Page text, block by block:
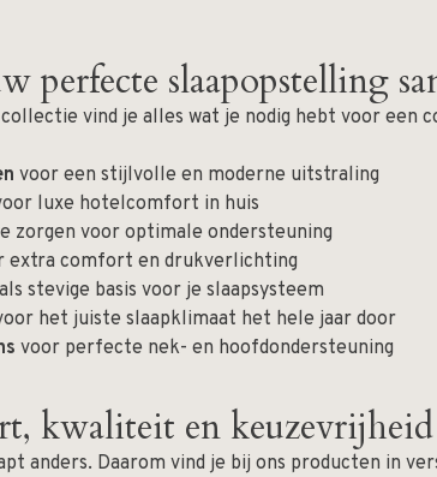
perfecte slaapopstelling
vind je alles wat je nodig hebt voor een
voor een stijlvolle en moderne uitstraling
luxe hotelcomfort in huis
zorgen voor optimale ondersteuning
extra comfort en drukverlichting
als stevige basis voor je slaapsysteem
het juiste slaapklimaat het hele jaar door
voor perfecte nek- en hoofdondersteuning
kwaliteit en keuzevrijheid
anders. Daarom vind je bij ons producten in